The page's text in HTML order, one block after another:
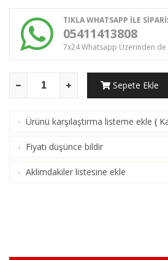
TIKLA WHATSAPP İLE
05411413808
7x24 Whatsapp Üzerinden
Sepete Ekle
· Ürünü karşılaştırma listeme ekle (
· Fiyatı düşünce bildir
· Aklımdakiler listesine ekle